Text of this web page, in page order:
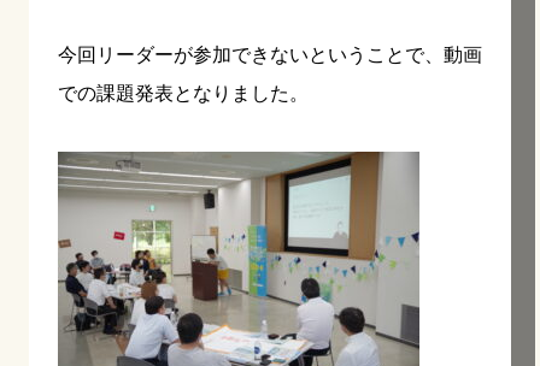
今回リーダーが参加できないということで、動画
での課題発表となりました。